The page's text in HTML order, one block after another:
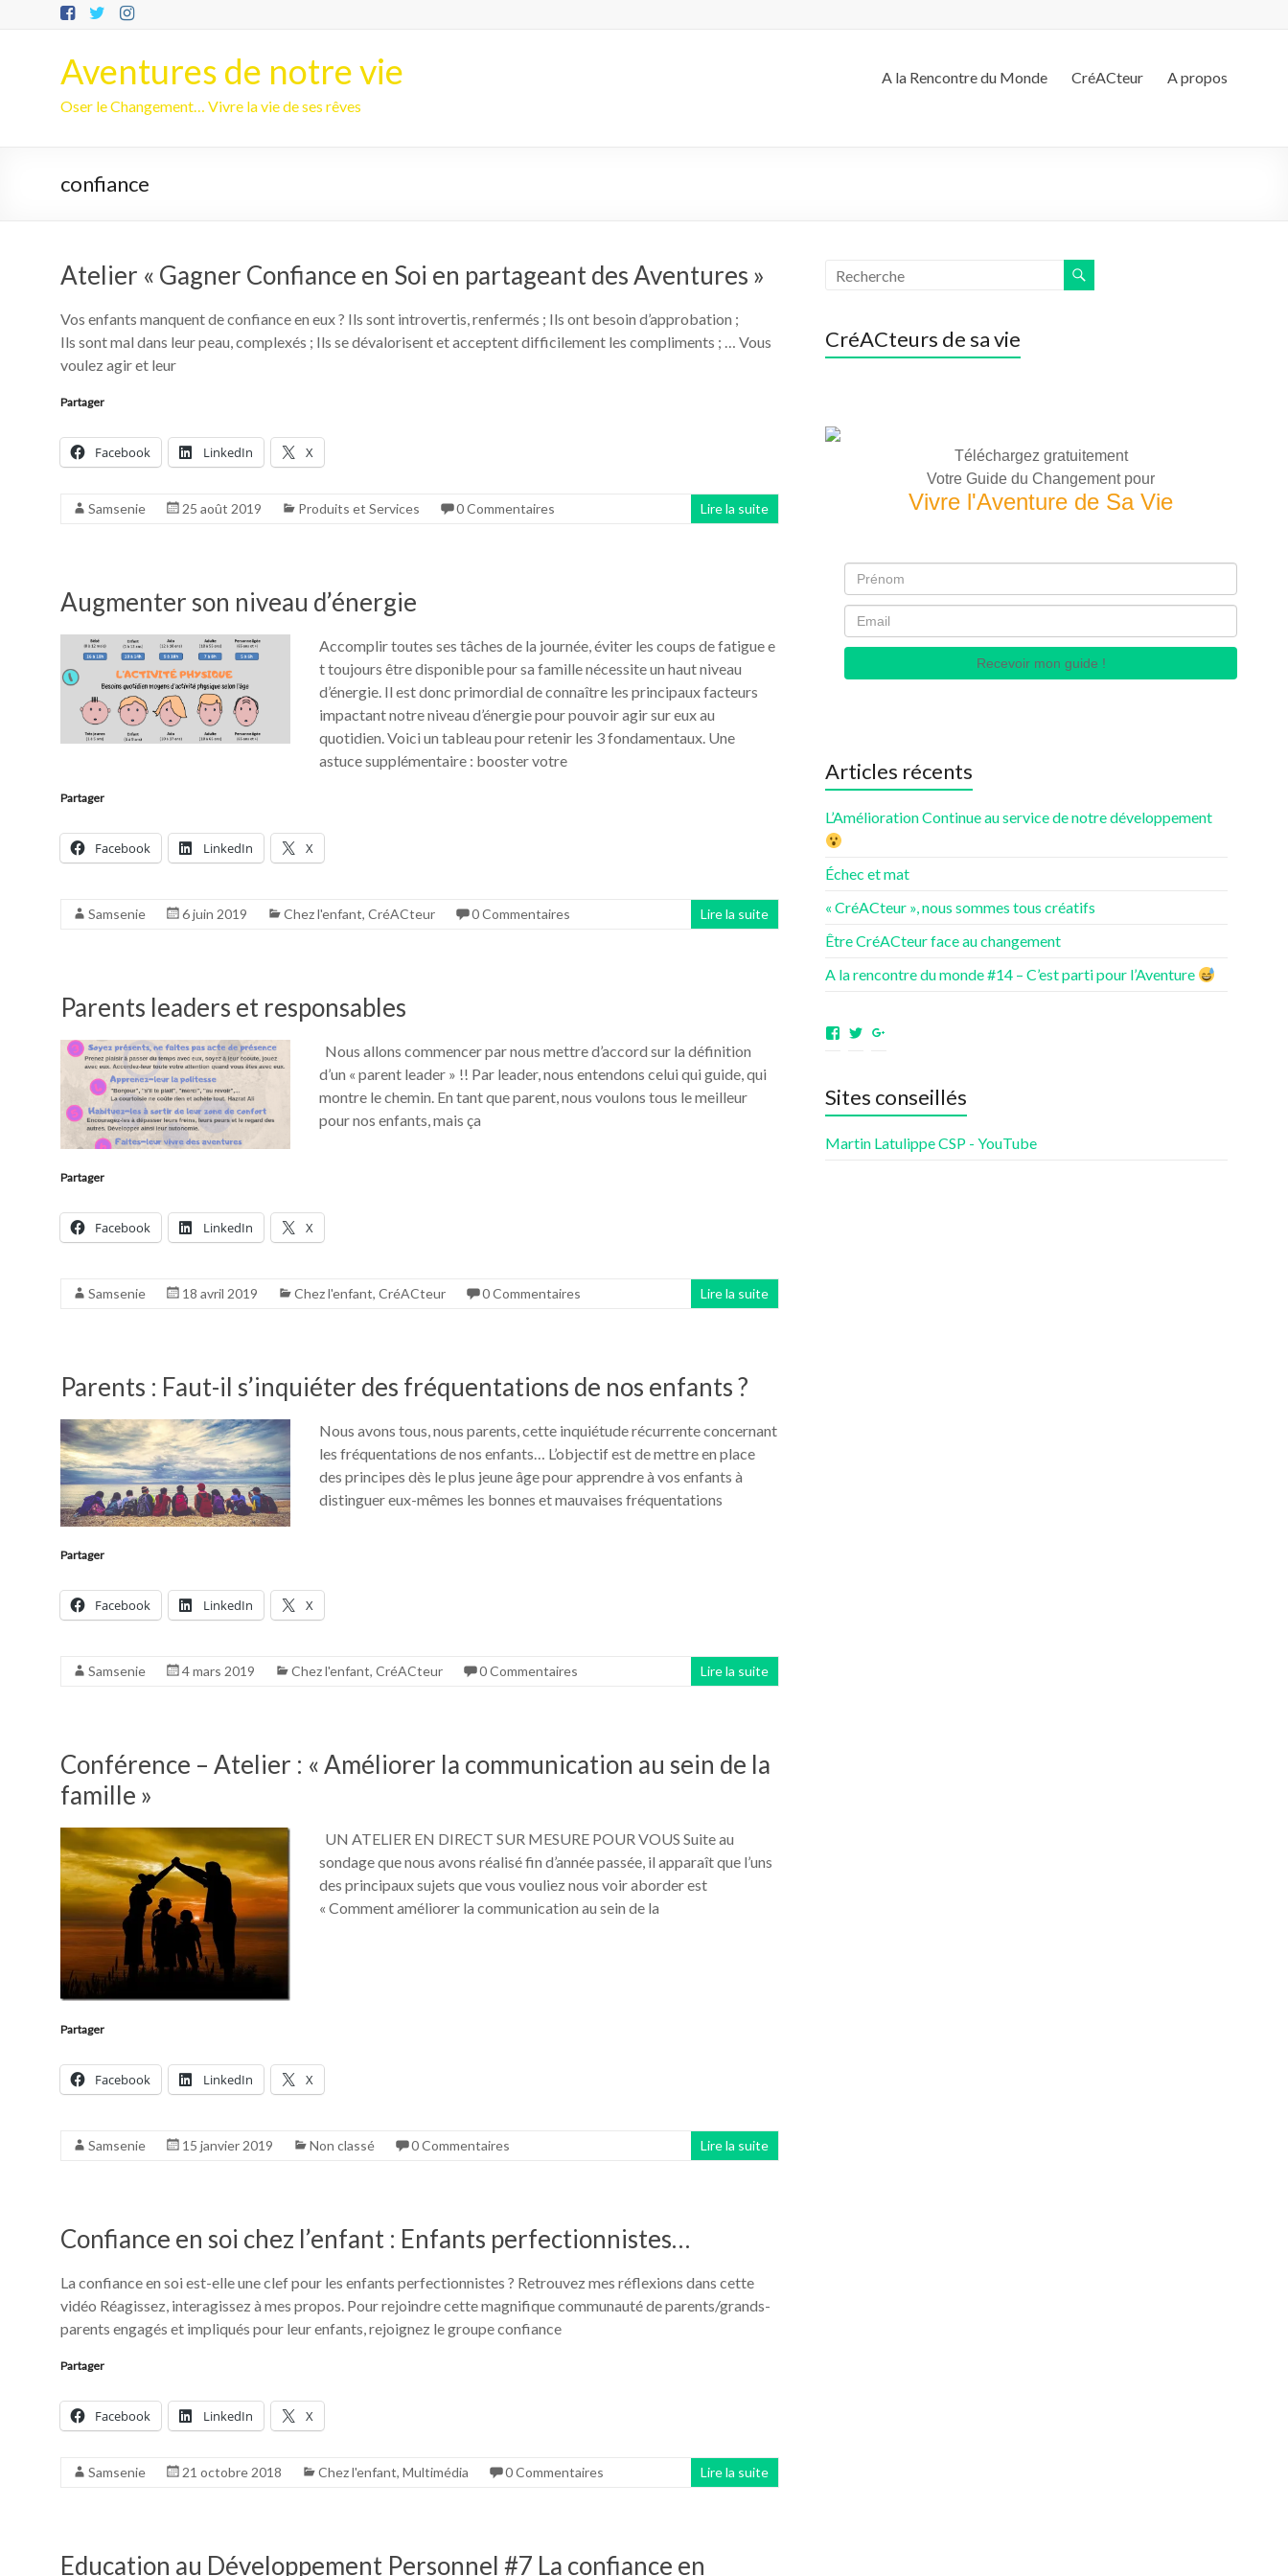
Aventures de notre vie
Oser le Changement… Vivre la vie de ses rêves
A la Rencontre du Monde CréACteur A propos
confiance
Atelier « Gagner Confiance en Soi en partageant des Aventures »
Vos enfants manquent de confiance en eux ? Ils sont introvertis, renfermés ; Ils ont besoin d’approbation ;
Ils sont mal dans leur peau, complexés ; Ils se dévalorisent et acceptent difficilement les compliments ; … Vous
voulez agir et leur
Partager
Facebook LinkedIn X
Samsenie 25 août 2019 Produits et Services 0 Commentaires Lire la suite
Augmenter son niveau d’énergie
Accomplir toutes ses tâches de la journée, éviter les coups de fatigue e
t toujours être disponible pour sa famille nécessite un haut niveau
d’énergie. Il est donc primordial de connaître les principaux facteurs
impactant notre niveau d’énergie pour pouvoir agir sur eux au
quotidien. Voici un tableau pour retenir les 3 fondamentaux. Une
astuce supplémentaire : booster votre
Partager
Facebook LinkedIn X
Samsenie 6 juin 2019 Chez l'enfant, CréACteur 0 Commentaires Lire la suite
Parents leaders et responsables
Nous allons commencer par nous mettre d’accord sur la définition
d’un « parent leader » !! Par leader, nous entendons celui qui guide, qui
montre le chemin. En tant que parent, nous voulons tous le meilleur
pour nos enfants, mais ça
Partager
Facebook LinkedIn X
Samsenie 18 avril 2019 Chez l'enfant, CréACteur 0 Commentaires Lire la suite
Parents : Faut-il s’inquiéter des fréquentations de nos enfants ?
Nous avons tous, nous parents, cette inquiétude récurrente concernant
les fréquentations de nos enfants… L’objectif est de mettre en place
des principes dès le plus jeune âge pour apprendre à vos enfants à
distinguer eux-mêmes les bonnes et mauvaises fréquentations
Partager
Facebook LinkedIn X
Samsenie 4 mars 2019 Chez l'enfant, CréACteur 0 Commentaires Lire la suite
Conférence – Atelier : « Améliorer la communication au sein de la
famille »
UN ATELIER EN DIRECT SUR MESURE POUR VOUS Suite au
sondage que nous avons réalisé fin d’année passée, il apparaît que l’uns
des principaux sujets que vous vouliez nous voir aborder est
« Comment améliorer la communication au sein de la
Partager
Facebook LinkedIn X
Samsenie 15 janvier 2019 Non classé 0 Commentaires Lire la suite
Confiance en soi chez l’enfant : Enfants perfectionnistes…
La confiance en soi est-elle une clef pour les enfants perfectionnistes ? Retrouvez mes réflexions dans cette
vidéo Réagissez, interagissez à mes propos. Pour rejoindre cette magnifique communauté de parents/grands-
parents engagés et impliqués pour leur enfants, rejoignez le groupe confiance
Partager
Facebook LinkedIn X
Samsenie 21 octobre 2018 Chez l'enfant, Multimédia 0 Commentaires Lire la suite
Education au Développement Personnel #7 La confiance en
CréACteurs de sa vie
Téléchargez gratuitement
Votre Guide du Changement pour
Vivre l'Aventure de Sa Vie
Recevoir mon guide !
Articles récents
L’Amélioration Continue au service de notre développement
Échec et mat
« CréACteur », nous sommes tous créatifs
Être CréACteur face au changement
A la rencontre du monde #14 – C’est parti pour l’Aventure
Voir
aventuresdenotrevie
sur
Voir
Samsenie
sur
samsenie
sur
Sites conseillés
Martin Latulippe CSP - YouTube